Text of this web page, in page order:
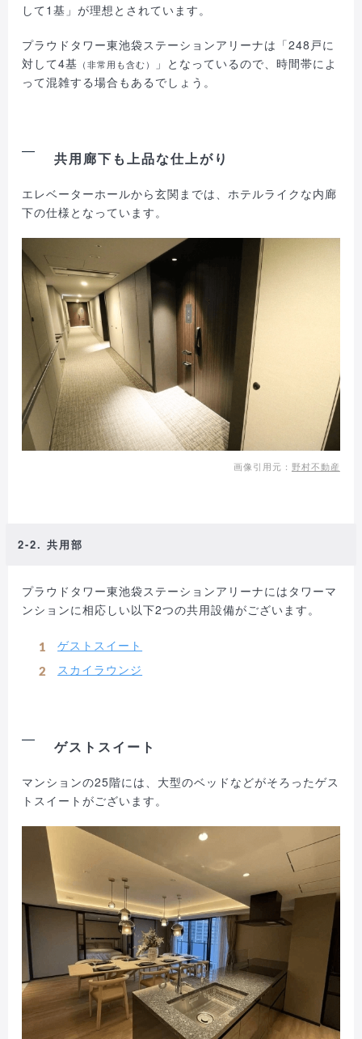
して1基」が理想とされています。
プラウドタワー東池袋ステーションアリーナは「248戸に
対して4基 （非常用も含む）
」となっているので、時間帯によ
って混雑する場合もあるでしょう。
共用廊下も上品な仕上がり
エレベーターホールから玄関までは、ホテルライクな内廊
下の仕様となっています。
画像引用元： 野村不動産
2-2. 共用部
プラウドタワー東池袋ステーションアリーナにはタワーマ
ンションに相応しい以下2つの共用設備がございます。
ゲストスイート
スカイラウンジ
ゲストスイート
マンションの25階には、大型のベッドなどがそろったゲス
トスイートがございます。